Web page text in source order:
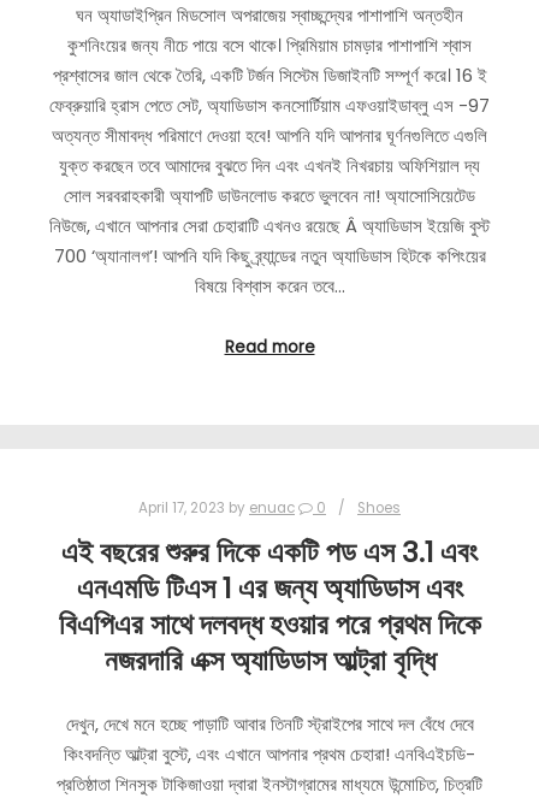
ঘন অ্যাডাইপ্রিন মিডসোল অপরাজেয় স্বাচ্ছন্দ্যের পাশাপাশি অন্তহীন
কুশনিংয়ের জন্য নীচে পায়ে বসে থাকে। প্রিমিয়াম চামড়ার পাশাপাশি শ্বাস
প্রশ্বাসের জাল থেকে তৈরি, একটি টর্জন সিস্টেম ডিজাইনটি সম্পূর্ণ করে। 16 ই
ফেব্রুয়ারি হ্রাস পেতে সেট, অ্যাডিডাস কনসোর্টিয়াম এফওয়াইডাব্লু এস -97
অত্যন্ত সীমাবদ্ধ পরিমাণে দেওয়া হবে! আপনি যদি আপনার ঘূর্ণনগুলিতে এগুলি
যুক্ত করছেন তবে আমাদের বুঝতে দিন এবং এখনই নিখরচায় অফিশিয়াল দ্য
সোল সরবরাহকারী অ্যাপটি ডাউনলোড করতে ভুলবেন না! অ্যাসোসিয়েটেড
নিউজে, এখানে আপনার সেরা চেহারাটি এখনও রয়েছে Â অ্যাডিডাস ইয়েজি বুস্ট
700 ‘অ্যানালগ’! আপনি যদি কিছু ব্র্যান্ডের নতুন অ্যাডিডাস হিটকে কপিংয়ের
বিষয়ে বিশ্বাস করেন তবে…
Read more
April 17, 2023 by enuac 0 Shoes
এই বছরের শুরুর দিকে একটি পড এস 3.1 এবং
এনএমডি টিএস 1 এর জন্য অ্যাডিডাস এবং
বিএপিএর সাথে দলবদ্ধ হওয়ার পরে প্রথম দিকে
নজরদারি এক্স অ্যাডিডাস আল্ট্রা বৃদ্ধি
দেখুন, দেখে মনে হচ্ছে পাড়াটি আবার তিনটি স্ট্রাইপের সাথে দল বেঁধে দেবে
কিংবদন্তি আল্ট্রা বুস্টে, এবং এখানে আপনার প্রথম চেহারা! এনবিএইচডি-
প্রতিষ্ঠাতা শিনসুক টাকিজাওয়া দ্বারা ইনস্টাগ্রামের মাধ্যমে উন্মোচিত, চিত্রটি